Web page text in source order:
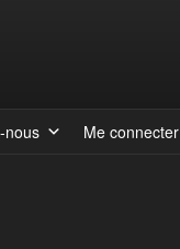
nous Me connecter